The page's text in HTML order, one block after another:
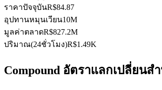
ฟิวเจอร์ส USDC
ฟิวเจอร์สที่ใช้ USDC เป็นหลักประกัน
ราคาปัจจุบันR$84.87
อุปทานหมุนเวียน10M
มูลค่าตลาดR$827.2M
ปริมาณ(24ชั่วโมง)R$1.49K
Compound อัตราแลกเปลี่ยน